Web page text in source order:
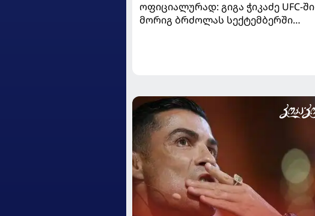
ოფიციალურად: გიგა ჭიკაძე UFC-ში
მორიგ ბრძოლას სექტემბერში